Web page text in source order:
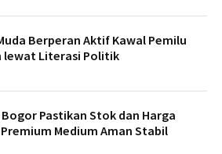
Berperan Aktif Kawal Pemilu
lewat Literasi Politik
Pastikan Stok dan Harga
Medium Aman Stabil